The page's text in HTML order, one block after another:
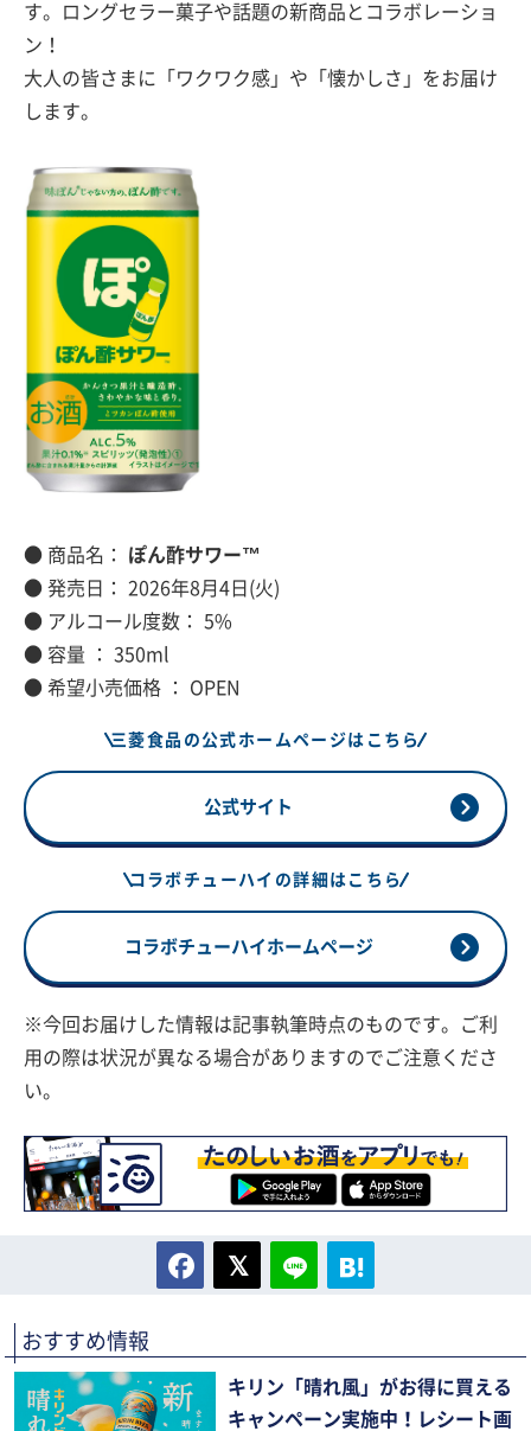
す。ロングセラー菓子や話題の新商品とコラボレーショ
ン！
大人の皆さまに「ワクワク感」や「懐かしさ」をお届け
します。
● 商品名： ぽん酢サワー™
● 発売日： 2026年8月4日(火)
● アルコール度数： 5%
● 容量 ： 350ml
● 希望小売価格 ： OPEN
三菱食品の公式ホームページはこちら
公式サイト
コラボチューハイの詳細はこちら
コラボチューハイホームページ
※今回お届けした情報は記事執筆時点のものです。ご利
用の際は状況が異なる場合がありますのでご注意くださ
い。
おすすめ情報
キリン「晴れ風」がお得に買える
キャンペーン実施中！レシート画